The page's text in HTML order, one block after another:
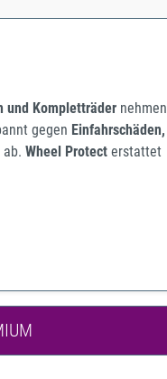
und Kompletträder nehmen
gegen Einfahrschäden,
ab. Wheel Protect erstattet